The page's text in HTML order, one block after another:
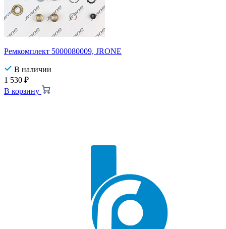
Ремкомплект 5000080009, JRONE
В наличии
1 530 ₽
В корзину